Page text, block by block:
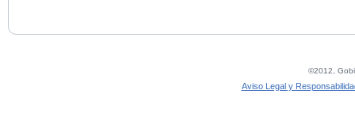
©2012,
Aviso Legal y